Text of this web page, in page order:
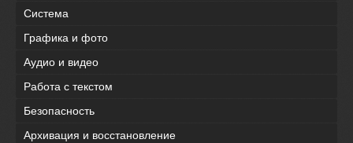
Система
Графика и фото
Аудио и видео
Работа с текстом
Безопасность
Архивация и восстановление